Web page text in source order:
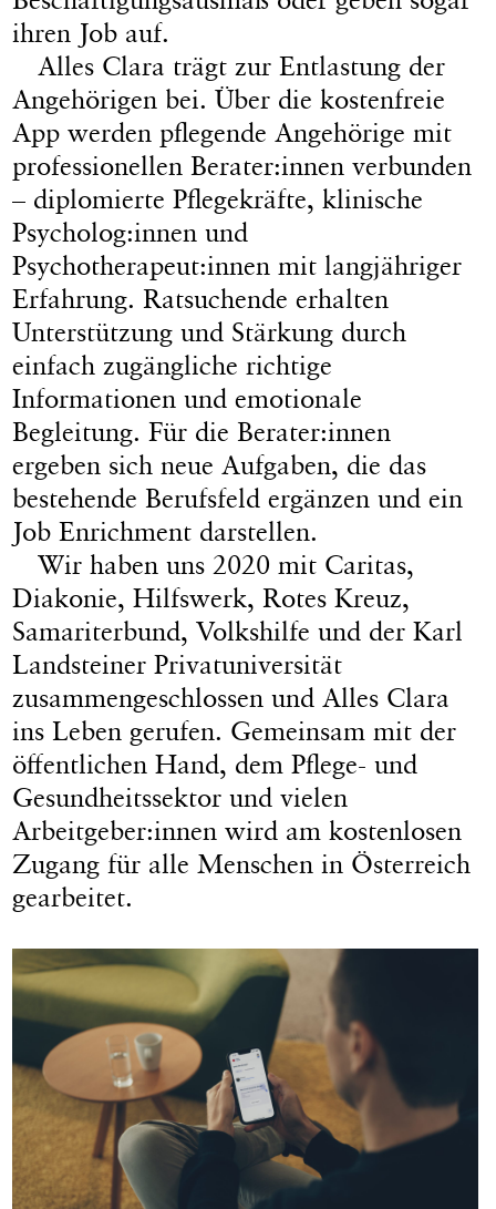
ihren Job auf.
Alles Clara trägt zur Entlastung der
Angehörigen bei. Über die kostenfreie
App werden pflegende Angehörige mit
professionellen Berater:innen verbunden
– diplomierte Pflegekräfte, klinische
Psycholog:innen und
Psychotherapeut:innen mit langjähriger
Erfahrung. Ratsuchende erhalten
Unterstützung und Stärkung durch
einfach zugängliche richtige
Informationen und emotionale
Begleitung. Für die Berater:innen
ergeben sich neue Aufgaben, die das
bestehende Berufsfeld ergänzen und ein
Job Enrichment darstellen.
Wir haben uns 2020 mit Caritas,
Diakonie, Hilfswerk, Rotes Kreuz,
Samariterbund, Volkshilfe und der Karl
Landsteiner Privatuniversität
zusammengeschlossen und Alles Clara
ins Leben gerufen. Gemeinsam mit der
öffentlichen Hand, dem Pflege- und
Gesundheitssektor und vielen
Arbeitgeber:innen wird am kostenlosen
Zugang für alle Menschen in Österreich
gearbeitet.